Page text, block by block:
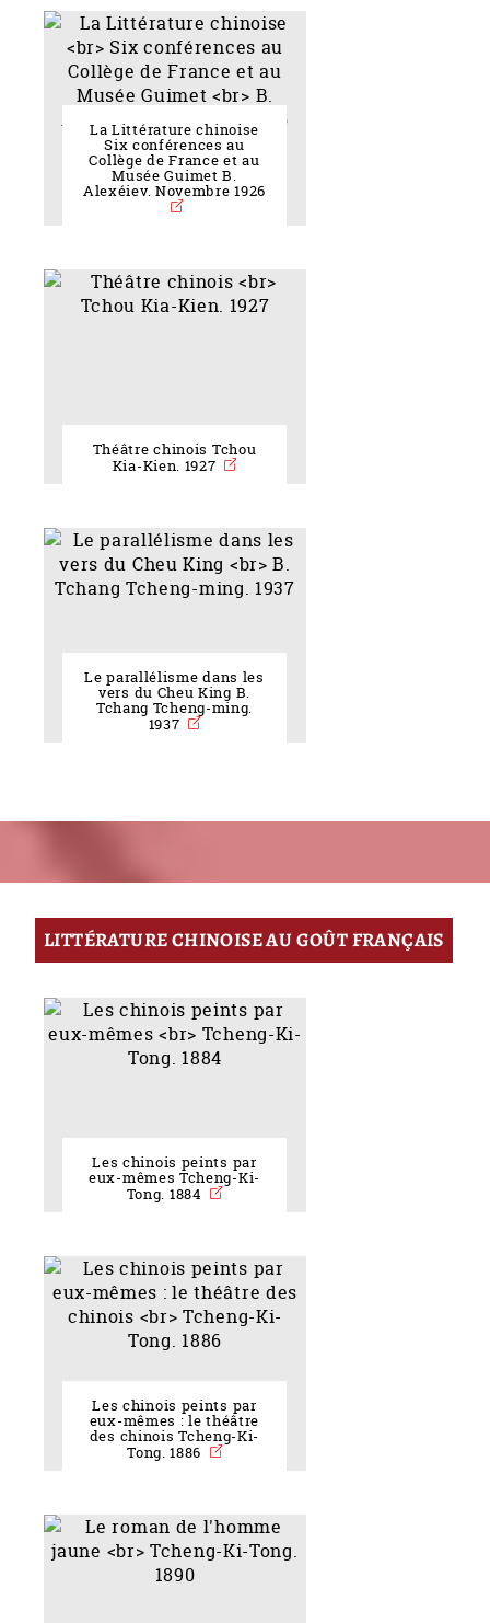
La Littérature chinoise
Six conférences au
Collège de France et au
Musée Guimet B.
Alexéiev. Novembre 1926
Théâtre chinois Tchou
Kia-Kien. 1927
Le parallélisme dans les
vers du Cheu King B.
Tchang Tcheng-ming.
1937
LITTÉRATURE CHINOISE AU GOÛT FRANÇAIS
Les chinois peints par
eux-mêmes Tcheng-Ki-
Tong. 1884
Les chinois peints par
eux-mêmes : le théâtre
des chinois Tcheng-Ki-
Tong. 1886